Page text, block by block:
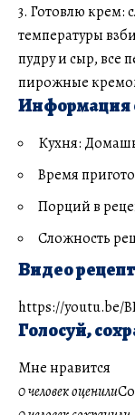
3. Готовлю крем:
температуры
пудру и сыр, все
пирожные
Информация
Кухня:
Время
Порций в
Сложность
Видео рецепт
https://youtu.be/
Голосуй,
Мне нравится
0 человек оценили